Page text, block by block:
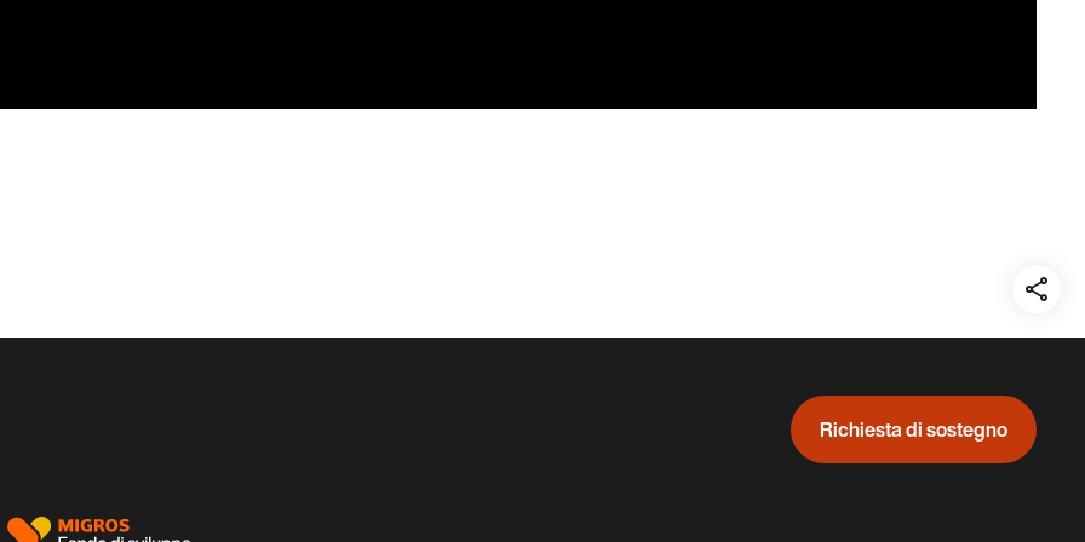
auf:
Richiesta di sostegno